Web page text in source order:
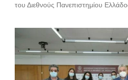
του Διεθνούς Πανεπιστημίου